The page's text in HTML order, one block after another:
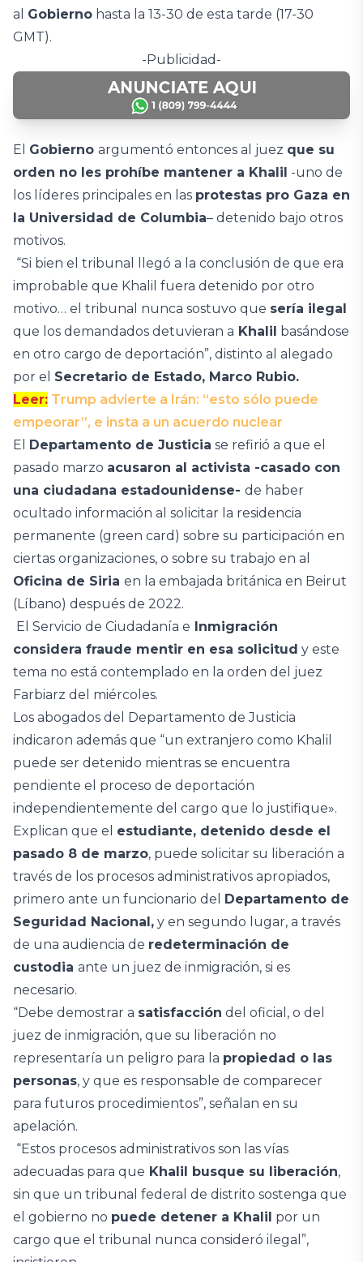
al Gobierno hasta la 13-30 de esta tarde (17-30
GMT).
-Publicidad-
El Gobierno argumentó entonces al juez que su
orden no les prohíbe mantener a Khalil -uno de
los líderes principales en las protestas pro Gaza en
la Universidad de Columbia– detenido bajo otros
motivos.
“Si bien el tribunal llegó a la conclusión de que era
improbable que Khalil fuera detenido por otro
motivo… el tribunal nunca sostuvo que sería ilegal
que los demandados detuvieran a Khalil basándose
en otro cargo de deportación”, distinto al alegado
por el Secretario de Estado, Marco Rubio.
Leer: Trump advierte a Irán: “esto sólo puede
empeorar”, e insta a un acuerdo nuclear
El Departamento de Justicia se refirió a que el
pasado marzo acusaron al activista -casado con
una ciudadana estadounidense- de haber
ocultado información al solicitar la residencia
permanente (green card) sobre su participación en
ciertas organizaciones, o sobre su trabajo en al
Oficina de Siria en la embajada británica en Beirut
(Líbano) después de 2022.
El Servicio de Ciudadanía e Inmigración
considera fraude mentir en esa solicitud y este
tema no está contemplado en la orden del juez
Farbiarz del miércoles.
Los abogados del Departamento de Justicia
indicaron además que “un extranjero como Khalil
puede ser detenido mientras se encuentra
pendiente el proceso de deportación
independientemente del cargo que lo justifique».
Explican que el estudiante, detenido desde el
pasado 8 de marzo, puede solicitar su liberación a
través de los procesos administrativos apropiados,
primero ante un funcionario del Departamento de
Seguridad Nacional, y en segundo lugar, a través
de una audiencia de redeterminación de
custodia ante un juez de inmigración, si es
necesario.
“Debe demostrar a satisfacción del oficial, o del
juez de inmigración, que su liberación no
representaría un peligro para la propiedad o las
personas, y que es responsable de comparecer
para futuros procedimientos”, señalan en su
apelación.
“Estos procesos administrativos son las vías
adecuadas para que Khalil busque su liberación,
sin que un tribunal federal de distrito sostenga que
el gobierno no puede detener a Khalil por un
cargo que el tribunal nunca consideró ilegal”,